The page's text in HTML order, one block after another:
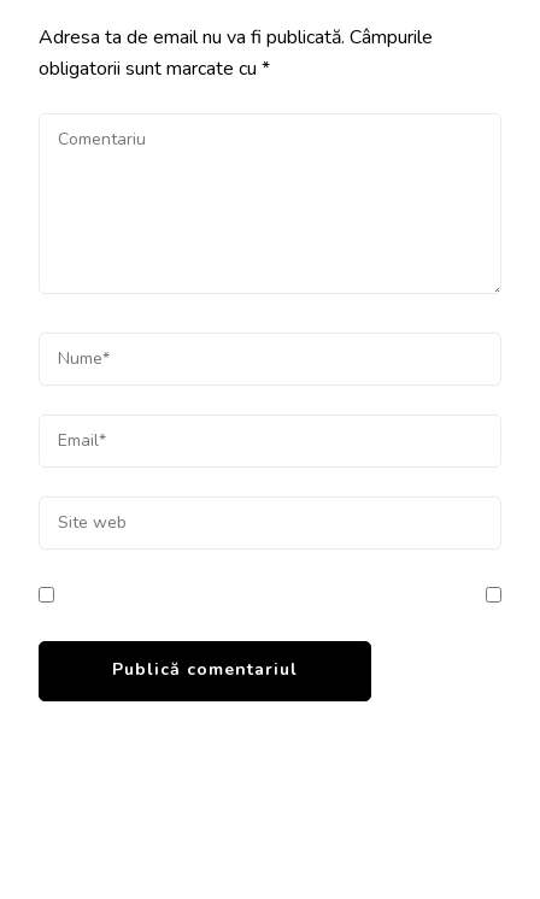
Adresa ta de email nu va fi publicată. Câmpurile
obligatorii sunt marcate cu *